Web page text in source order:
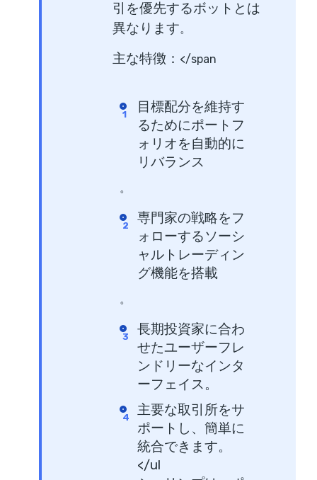
引を優先するボットとは
異なります。
主な特徴： </span
目標配分を維持す
るためにポートフ
ォリオを自動的に
リバランス
。
専門家の戦略をフ
ォローするソーシ
ャルトレーディン
グ機能を搭載
。
長期投資家に合わ
せたユーザーフレ
ンドリーなインタ
ーフェイス。
主要な取引所をサ
ポートし、簡単に
統合できます。
</ul